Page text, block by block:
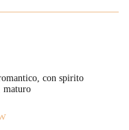
con spirito
maturo